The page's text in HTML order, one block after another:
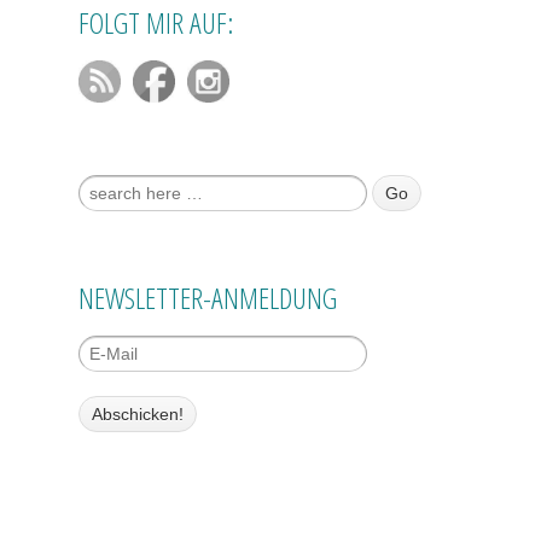
FOLGT MIR AUF:
Suche nach:
NEWSLETTER-ANMELDUNG